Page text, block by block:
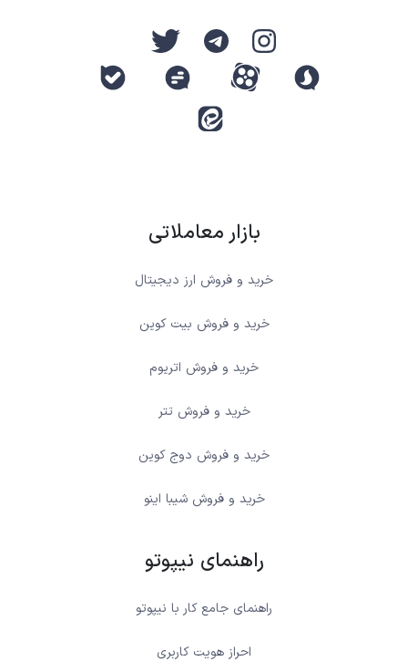
بازار معاملاتی
خرید و فروش ارز دیجیتال
خرید و فروش بیت کوین
خرید و فروش اتریوم
خرید و فروش تتر
خرید و فروش دوج کوین
خرید و فروش شیبا اینو
راهنمای نیپوتو
راهنمای جامع کار با نیپوتو
احراز هویت کاربری